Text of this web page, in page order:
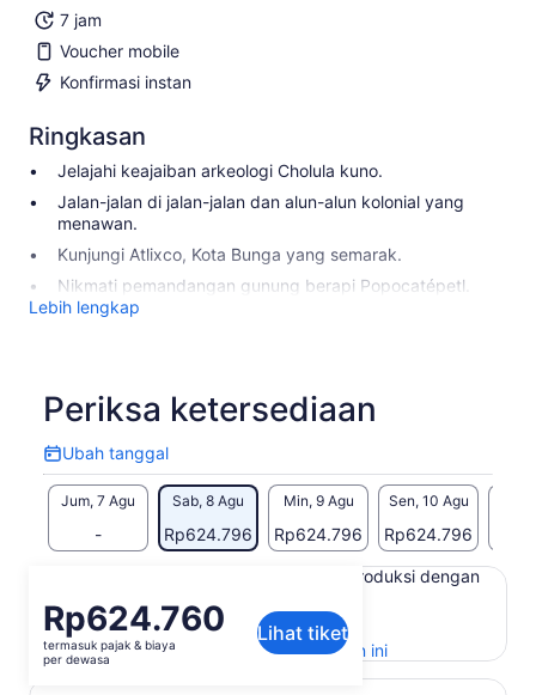
7 jam
Voucher mobile
Konfirmasi instan
Ringkasan
Jelajahi keajaiban arkeologi Cholula kuno.
Jalan-jalan di jalan-jalan dan alun-alun kolonial yang
menawan.
Kunjungi Atlixco, Kota Bunga yang semarak.
Nikmati pemandangan gunung berapi Popocatépetl.
Lebih lengkap
Periksa ketersediaan
Ubah tanggal
Ubah
tanggal
Jum, 7 Agu
-
Sab, 8 Agu
Rp624.796
Min, 9 Agu
Rp624.796
Sen, 10 Agu
Rp624.796
Harga
Rp624.760
per
Rp624.760
termasuk pajak & biaya
per dewasa
Lihat tiket
Konten di halaman ini mungkin diproduksi dengan
Lihat teks asli (Bahasa Inggris)
Berikan masukan untuk terjemahan iniBuka